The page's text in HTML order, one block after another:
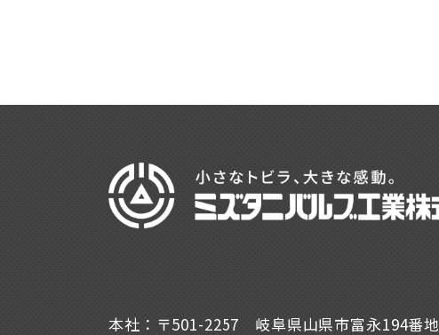
本社：〒501-2257 岐阜県山県市富永194番地